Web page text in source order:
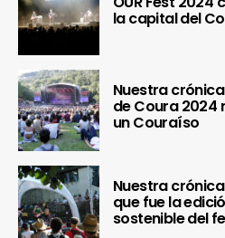
la capital del
Nuestra
de Coura 2024
un Couraíso
Nuestra
que fue la
sostenible del